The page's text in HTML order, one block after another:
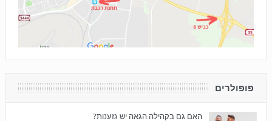
פופולרים
האם גם בקהילה הגאה יש גזענות?